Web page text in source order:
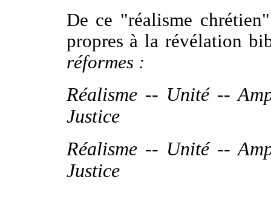
De ce "réalisme
propres à la révélation
réformes :
Réalisme -- Unité --
Justice
Réalisme -- Unité --
Justice